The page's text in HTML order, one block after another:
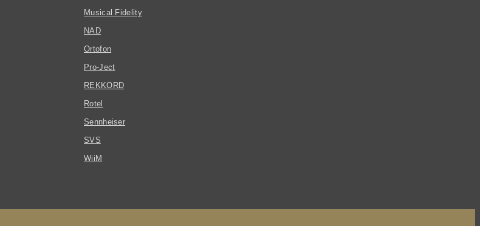
Musical Fidelity
NAD
Ortofon
Pro-Ject
REKKORD
Rotel
Sennheiser
SVS
WiiM